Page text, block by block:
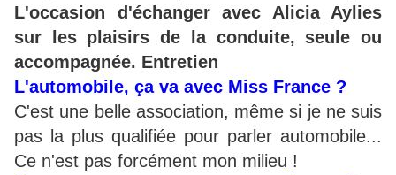
L'occasion d'échanger avec Alicia Aylies
sur les plaisirs de la conduite, seule ou
accompagnée. Entretien
L'automobile, ça va avec Miss France ?
C'est une belle association, même si je ne suis
pas la plus qualifiée pour parler automobile...
Ce n'est pas forcément mon milieu !